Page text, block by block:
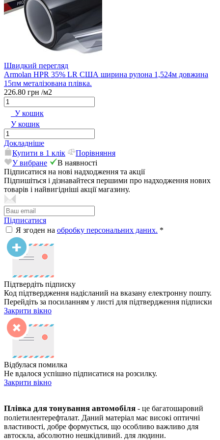
Швидкий перегляд
Armolan HPR 35% LR США ширина рулона 1,524м довжина
15пм металізована плівка.
226.80 грн /м2
У кошик
У кошик
Докладніше
Купити в 1 клік
Порівняння
У вибране
В наявності
Підписатися на нові надходження та акції
Підпишіться і дізнавайтеся першими про надходження нових
товарів і найвигідніші акції магазину.
Підписатися
Я згоден на обробку персональних даних. *
Підтвердіть підписку
Код підтвердження надісланий на вказану електронну пошту.
Перейдіть за посиланням у листі для підтвердження підписки
Закрити вікно
Відбулася помилка
Не вдалося успішно підписатися на розсилку.
Закрити вікно
Плівка для тонування автомобіля - це багатошаровий
поліетилентерефталат. Даний матеріал має високі оптичні
властивості, добре формується, що особливо важливо для
автоскла, абсолютно нешкідливий. для людини.